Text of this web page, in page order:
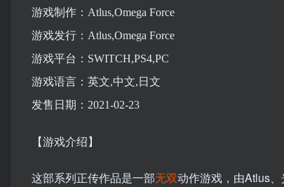
游戏制作：Atlus,Omega Force
游戏发行：Atlus,Omega Force
游戏平台：SWITCH,PS4,PC
游戏语言：英文,中文,日文
发售日期：2021-02-23
【游戏介绍】
这部系列正传作品是一部无双动作游戏，由Atlus、